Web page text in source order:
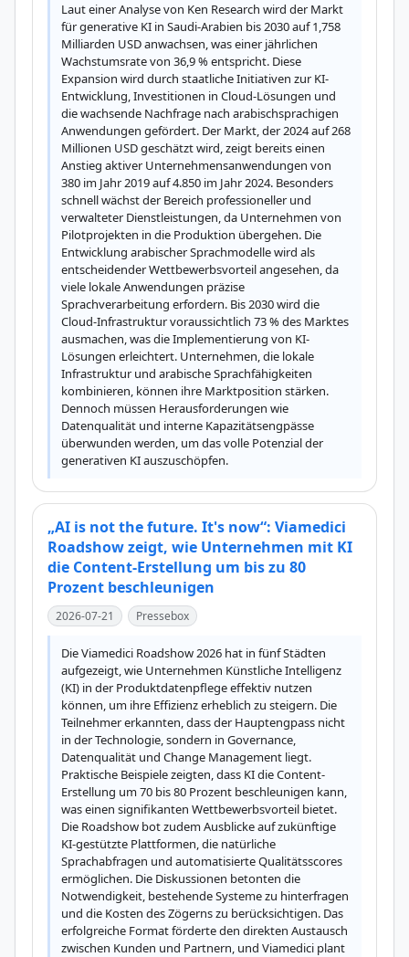
Laut einer Analyse von Ken Research wird der Markt
für generative KI in Saudi-Arabien bis 2030 auf 1,758
Milliarden USD anwachsen, was einer jährlichen
Wachstumsrate von 36,9 % entspricht. Diese
Expansion wird durch staatliche Initiativen zur KI-
Entwicklung, Investitionen in Cloud-Lösungen und
die wachsende Nachfrage nach arabischsprachigen
Anwendungen gefördert. Der Markt, der 2024 auf 268
Millionen USD geschätzt wird, zeigt bereits einen
Anstieg aktiver Unternehmensanwendungen von
380 im Jahr 2019 auf 4.850 im Jahr 2024. Besonders
schnell wächst der Bereich professioneller und
verwalteter Dienstleistungen, da Unternehmen von
Pilotprojekten in die Produktion übergehen. Die
Entwicklung arabischer Sprachmodelle wird als
entscheidender Wettbewerbsvorteil angesehen, da
viele lokale Anwendungen präzise
Sprachverarbeitung erfordern. Bis 2030 wird die
Cloud-Infrastruktur voraussichtlich 73 % des Marktes
ausmachen, was die Implementierung von KI-
Lösungen erleichtert. Unternehmen, die lokale
Infrastruktur und arabische Sprachfähigkeiten
kombinieren, können ihre Marktposition stärken.
Dennoch müssen Herausforderungen wie
Datenqualität und interne Kapazitätsengpässe
überwunden werden, um das volle Potenzial der
generativen KI auszuschöpfen.
„AI is not the future. It's now“: Viamedici
Roadshow zeigt, wie Unternehmen mit KI
die Content-Erstellung um bis zu 80
Prozent beschleunigen
2026-07-21 Pressebox
Die Viamedici Roadshow 2026 hat in fünf Städten
aufgezeigt, wie Unternehmen Künstliche Intelligenz
(KI) in der Produktdatenpflege effektiv nutzen
können, um ihre Effizienz erheblich zu steigern. Die
Teilnehmer erkannten, dass der Hauptengpass nicht
in der Technologie, sondern in Governance,
Datenqualität und Change Management liegt.
Praktische Beispiele zeigten, dass KI die Content-
Erstellung um 70 bis 80 Prozent beschleunigen kann,
was einen signifikanten Wettbewerbsvorteil bietet.
Die Roadshow bot zudem Ausblicke auf zukünftige
KI-gestützte Plattformen, die natürliche
Sprachabfragen und automatisierte Qualitätsscores
ermöglichen. Die Diskussionen betonten die
Notwendigkeit, bestehende Systeme zu hinterfragen
und die Kosten des Zögerns zu berücksichtigen. Das
erfolgreiche Format förderte den direkten Austausch
zwischen Kunden und Partnern, und Viamedici plant